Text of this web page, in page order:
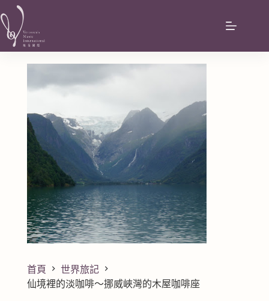
首頁
世界旅記
仙境裡的淡咖啡～挪威峽灣的木屋咖啡座